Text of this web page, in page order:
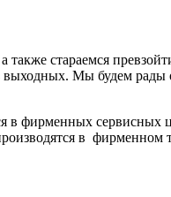
стараемся
выходных. Мы будем
в фирменных сервисных
в фирменном